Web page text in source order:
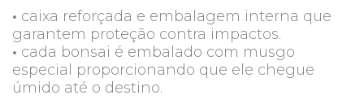
• caixa reforçada e embalagem interna que
garantem proteção contra impactos.
• cada bonsai é embalado com musgo
especial proporcionando que ele chegue
úmido até o destino.